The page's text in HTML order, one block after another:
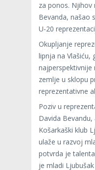
za ponos. Njihov
Bevanda, našao
U-20
Okupljanje
lipnja na Vlašiću,
najperspektivnije
zemlje u sklopu
reprezentativne
Poziv u
Davida
Košarkaški klub
ulaže u razvoj
potvrda je
je mladi